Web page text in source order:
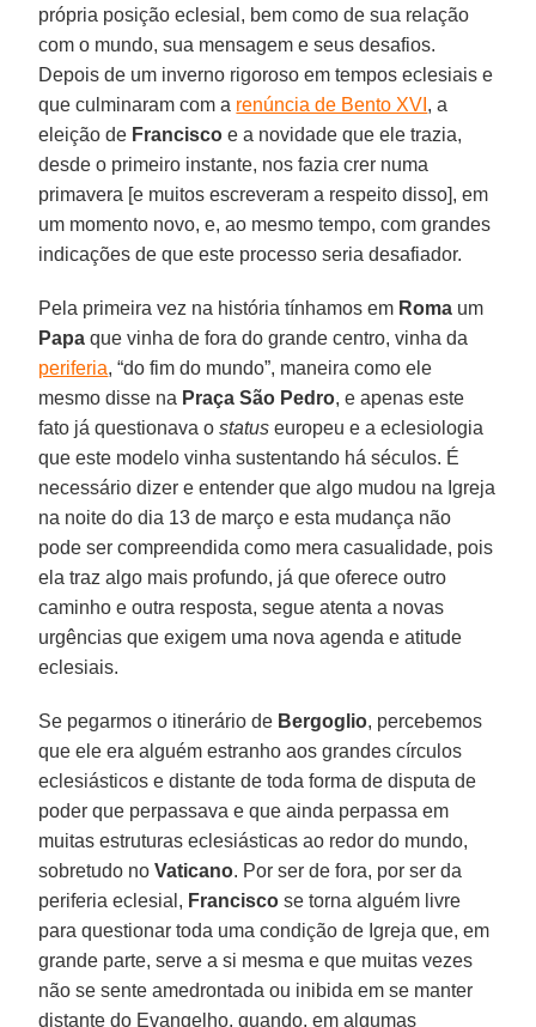
própria posição eclesial, bem como de sua relação
com o mundo, sua mensagem e seus desafios.
Depois de um inverno rigoroso em tempos eclesiais e
que culminaram com a renúncia de Bento XVI , a
eleição de Francisco e a novidade que ele trazia,
desde o primeiro instante, nos fazia crer numa
primavera [e muitos escreveram a respeito disso], em
um momento novo, e, ao mesmo tempo, com grandes
indicações de que este processo seria desafiador.
Pela primeira vez na história tínhamos em Roma um
Papa que vinha de fora do grande centro, vinha da
periferia, “do fim do mundo”, maneira como ele
mesmo disse na Praça São Pedro, e apenas este
fato já questionava ostatus europeu e a eclesiologia
que este modelo vinha sustentando há séculos. É
necessário dizer e entender que algo mudou na Igreja
na noite do dia 13 de março e esta mudança não
pode ser compreendida como mera casualidade, pois
ela traz algo mais profundo, já que oferece outro
caminho e outra resposta, segue atenta a novas
urgências que exigem uma nova agenda e atitude
eclesiais.
Se pegarmos o itinerário de Bergoglio, percebemos
que ele era alguém estranho aos grandes círculos
eclesiásticos e distante de toda forma de disputa de
poder que perpassava e que ainda perpassa em
muitas estruturas eclesiásticas ao redor do mundo,
sobretudo noVaticano. Por ser de fora, por ser da
periferia eclesial, Francisco se torna alguém livre
para questionar toda uma condição de Igreja que, em
grande parte, serve a si mesma e que muitas vezes
não se sente amedrontada ou inibida em se manter
distante do Evangelho, quando, em algumas